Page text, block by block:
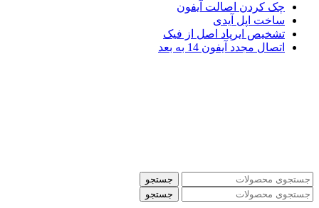
چک کردن اصالت آیفون
ساخت اپل آیدی
تشخیص ایرپاد اصل از فیک
اتصال مجدد آیفون 14 به بعد
جستجو
جستجو